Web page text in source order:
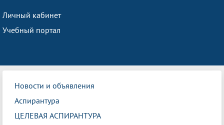
Личный кабинет
Учебный портал
Новости и объявления
Аспирантура
ЦЕЛЕВАЯ АСПИРАНТУРА